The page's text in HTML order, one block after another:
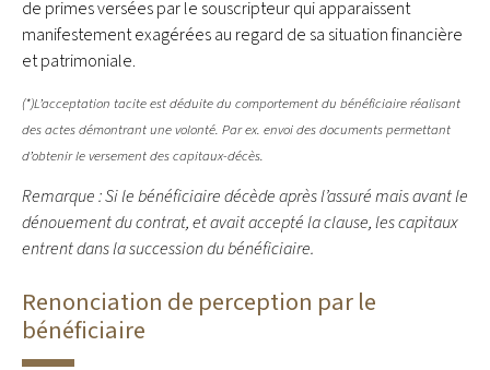
de primes versées par le souscripteur qui apparaissent
manifestement exagérées au regard de sa situation financière
et patrimoniale.
(*)L’acceptation tacite est déduite du comportement du bénéficiaire réalisant
des actes démontrant une volonté. Par ex. envoi des documents permettant
d’obtenir le versement des capitaux-décès.
Remarque : Si le bénéficiaire décède après l’assuré mais avant le
dénouement du contrat, et avait accepté la clause, les capitaux
entrent dans la succession du bénéficiaire.
Renonciation de perception par le
bénéficiaire